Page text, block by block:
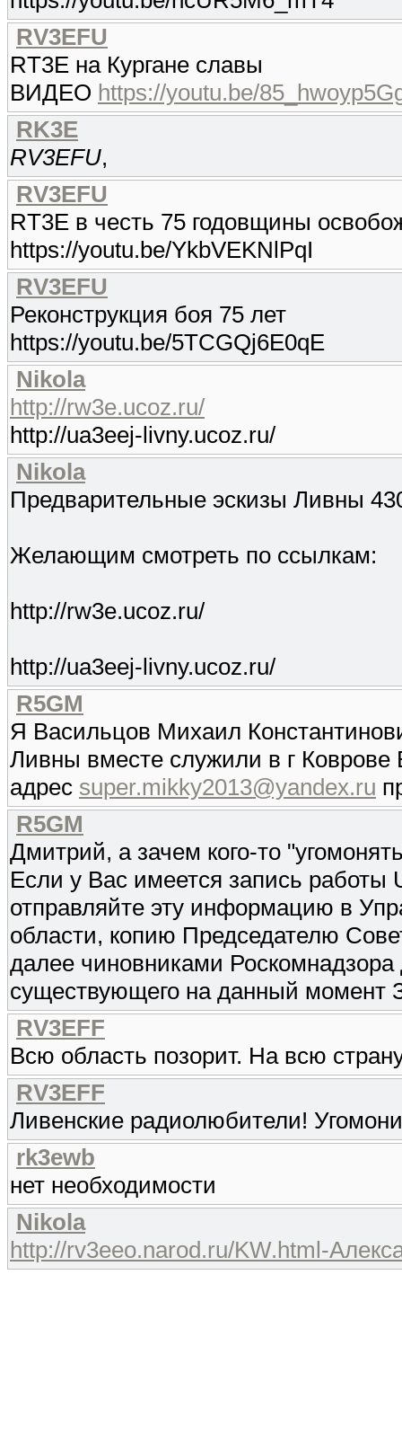
RV3EFU
RT3E на Кургане славы
ВИДЕО https://youtu.be/
RK3E
RV3EFU,
RV3EFU
RT3E в честь 75 годовщины
https://youtu.be/YkbVEKNlPqI
RV3EFU
Реконструкция боя 75 лет
https://youtu.be/5TCGQj6E0qE
Nikola
http://rw3e.ucoz.ru/
http://ua3eej-livny.ucoz.ru/
Nikola
Предварительные эскизы Ливны
Желающим смотреть по ссылкам:
http://rw3e.ucoz.ru/
http://ua3eej-livny.ucoz.ru/
R5GM
Я Васильцов Михаил
Ливны вместе служили в г
адрес super.mikky2013@yandex.ru
R5GM
Дмитрий, а зачем кого-то
Если у Вас имеется запись
отправляйте эту информацию в
области, копию Председателю
далее чиновниками
существующего на данный момент
RV3EFF
Всю область позорит. На всю
RV3EFF
Ливенские радиолюбители!
rk3ewb
нет необходимости
Nikola
http://rv3eeo.narod.ru/KW.html-